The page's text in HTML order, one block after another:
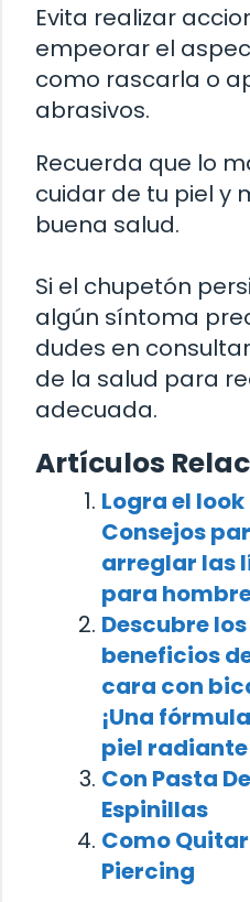
Evita realizar
empeorar el
como rascarla o
abrasivos.
Recuerda que lo
cuidar de tu piel y
buena salud.
Si el chupetón
algún síntoma
dudes en
de la salud para
adecuada.
Artículos
Logra el
Consejos
arreglar las
para
Descubre
beneficios
cara con
¡Una
piel
Con Pasta
Espinillas
Como
Piercing